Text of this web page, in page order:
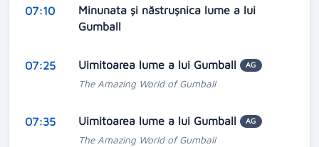
07:10
Minunata și năstrușnica lume a lui
Gumball
07:25 Uimitoarea lume a lui Gumball AG
The Amazing World of Gumball
07:35 Uimitoarea lume a lui Gumball AG
The Amazing World of Gumball